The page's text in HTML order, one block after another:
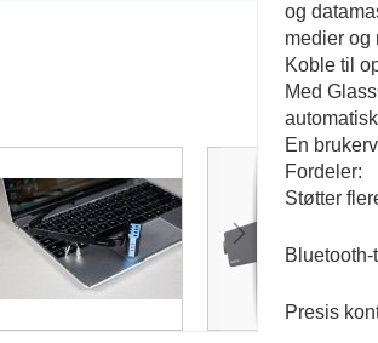
og
medier og
Koble til
Med
En
Fordeler:
Støtter
Bluetooth‑
Presis